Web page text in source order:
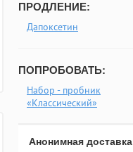
ПРОДЛЕНИЕ:
Дапоксетин
ПОПРОБОВАТЬ:
Набор - пробник
«Классический»
Анонимная доставка